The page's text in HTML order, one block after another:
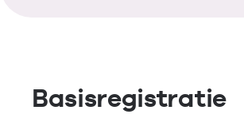
Basisregistratie